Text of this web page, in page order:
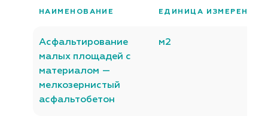
НАИМЕНОВАНИЕ ЕДИНИЦА ИЗМЕРЕНИЯ
Асфальтирование
малых площадей с
материалом —
мелкозернистый
асфальтобетон
м2